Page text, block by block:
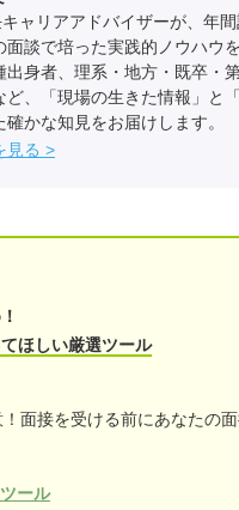
ャリアアドバイザーが、年間
面談で培った実践的ノウハウ
出身者、理系・地方・既卒・
ど、「現場の生きた情報」と
かな知見をお届けします。
見る
ほしい厳選ツール
面接を受ける前にあなたの
ール